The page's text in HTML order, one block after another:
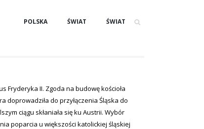
POLSKA ŚWIAT ŚWIAT
Fryderyka II. Zgoda na budowę kościoła
doprowadziła do przyłączenia Śląska do
ciągu skłaniała się ku Austrii. Wybór
poparcia u większości katolickiej śląskiej